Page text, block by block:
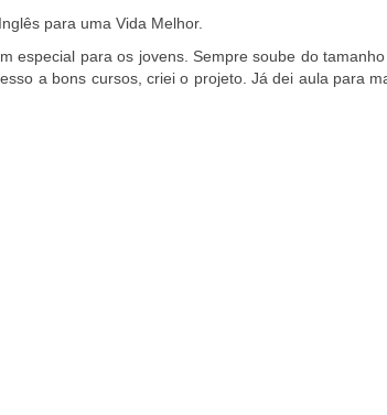
para uma Vida Melhor.
para os jovens. Sempre soube do
a bons cursos, criei o projeto. Já dei aula para